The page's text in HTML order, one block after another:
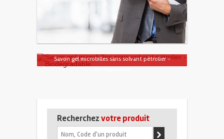
Savon gel microbilles sans solvant pétrolier -
Recherchezvotre produit